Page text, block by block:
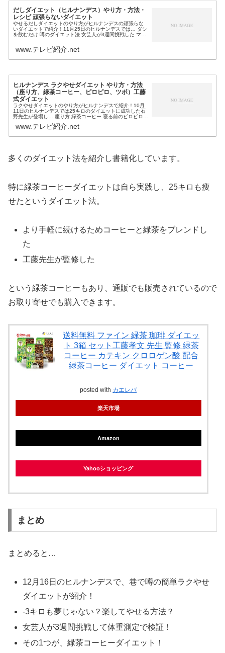
だしダイエット（ヒルナンデス）やり方・方法・
レシピ 頑張らないダイエット
やせるだしダイエットのやり方がヒルナンデスの頑張らな
いダイエットで紹介！11月25日のヒルナンデスでは… ダシ
を飲むだけ 噂のダイエット法 女芸人が3週間挑戦した マイ
介されました。そ...
www.テレビ紹介.net
ヒルナンデス ラクやせダイエット やり方・方法
（座り方、緑茶コーヒー、ピロピロ、ツボ）工藤
式ダイエット
ラクやせダイエットのやり方がヒルナンデスで紹介！10月
11日のヒルナンデスでは25キロのダイエットに成功した石
野先生が登場し… 座り方 緑茶コーヒー 寝る前のピロピロと
効くツボを紹介し...
www.テレビ紹介.net
多くのダイエット法を紹介し書籍化しています。
特に緑茶コーヒーダイエットは自ら実践し、25キロも痩
せたというダイエット法。
より手軽に続けるためコーヒーと緑茶をブレンドし
た
工藤先生が監修した
という緑茶コーヒーもあり、通販でも販売されているので
お取り寄せでも購入できます。
送料無料 ファイン 緑茶 珈琲 ダイエッ
ト 3箱 セット工藤孝文 先生 監修 緑茶
コーヒー カテキン クロロゲン酸 配合
緑茶コーヒー ダイエット コーヒー
posted with カエレバ
楽天市場
Amazon
Yahooショッピング
まとめ
まとめると…
12月16日のヒルナンデスで、巷で噂の簡単ラクやせ
ダイエットが紹介！
-3キロも夢じゃない？楽してやせる方法？
女芸人が3週間挑戦して体重測定で検証！
その1つが、緑茶コーヒーダイエット！